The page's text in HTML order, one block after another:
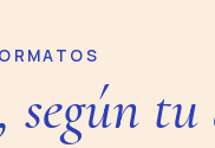
según